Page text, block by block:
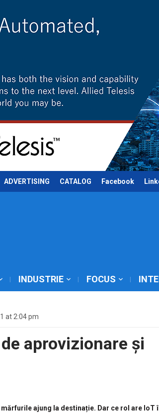
ADVERTISING CATALOG Facebook
INDUSTRIE FOCUS
at 2:04 pm
aprovizionare și
ajung la destinație. Dar ce rol are IoT